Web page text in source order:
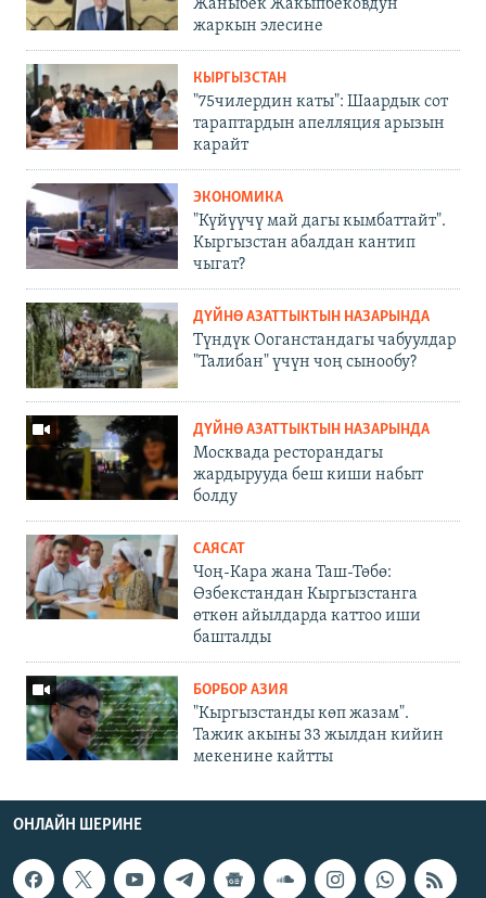
Жаныбек Жакыпбековдун
жаркын элесине
КЫРГЫЗСТАН
"75чилердин каты": Шаардык сот
тараптардын апелляция арызын
карайт
ЭКОНОМИКА
"Күйүүчү май дагы кымбаттайт".
Кыргызстан абалдан кантип
чыгат?
ДҮЙНӨ АЗАТТЫКТЫН НАЗАРЫНДА
Түндүк Ооганстандагы чабуулдар
"Талибан" үчүн чоң сынообу?
ДҮЙНӨ АЗАТТЫКТЫН НАЗАРЫНДА
Москвада ресторандагы
жардырууда беш киши набыт
болду
САЯСАТ
Чоң-Кара жана Таш-Төбө:
Өзбекстандан Кыргызстанга
өткөн айылдарда каттоо иши
башталды
БОРБОР АЗИЯ
"Кыргызстанды көп жазам".
Тажик акыны 33 жылдан кийин
мекенине кайтты
ОНЛАЙН ШЕРИНЕ